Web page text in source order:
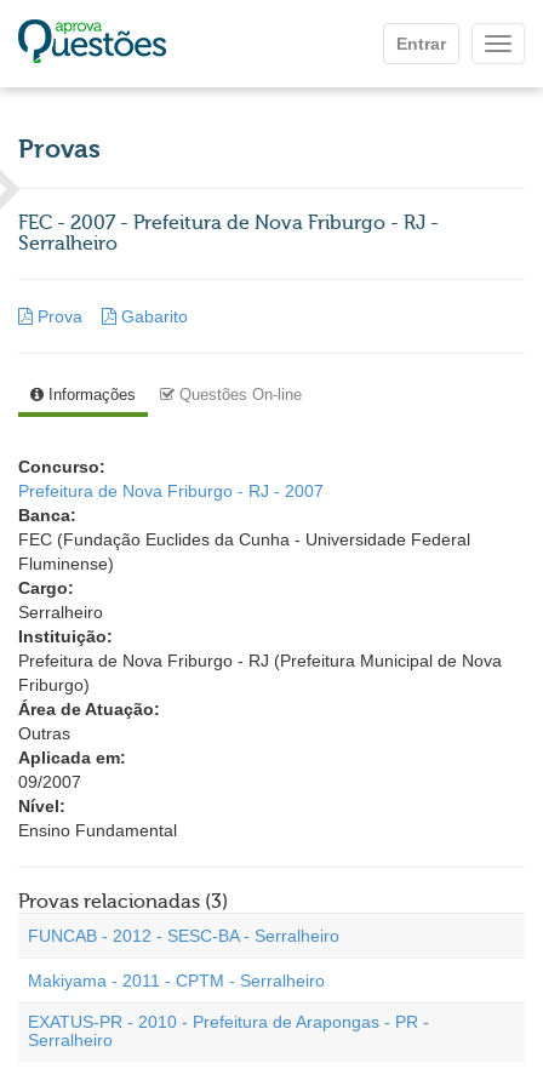
Entrar
Provas
FEC - 2007 - Prefeitura de Nova Friburgo - RJ -
Serralheiro
Prova Gabarito
Informações Questões On-line
Concurso:
Prefeitura de Nova Friburgo - RJ - 2007
Banca:
FEC (Fundação Euclides da Cunha - Universidade Federal
Fluminense)
Cargo:
Serralheiro
Instituição:
Prefeitura de Nova Friburgo - RJ (Prefeitura Municipal de Nova
Friburgo)
Área de Atuação:
Outras
Aplicada em:
09/2007
Nível:
Ensino Fundamental
Provas relacionadas (3)
FUNCAB - 2012 - SESC-BA - Serralheiro
Makiyama - 2011 - CPTM - Serralheiro
EXATUS-PR - 2010 - Prefeitura de Arapongas - PR -
Serralheiro